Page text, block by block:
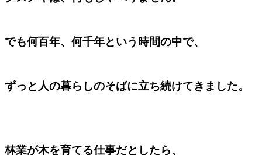
でも何百年、何千年という時間の中で、
ずっと人の暮らしのそばに立ち続けてきました。
林業が木を育てる仕事だとしたら、